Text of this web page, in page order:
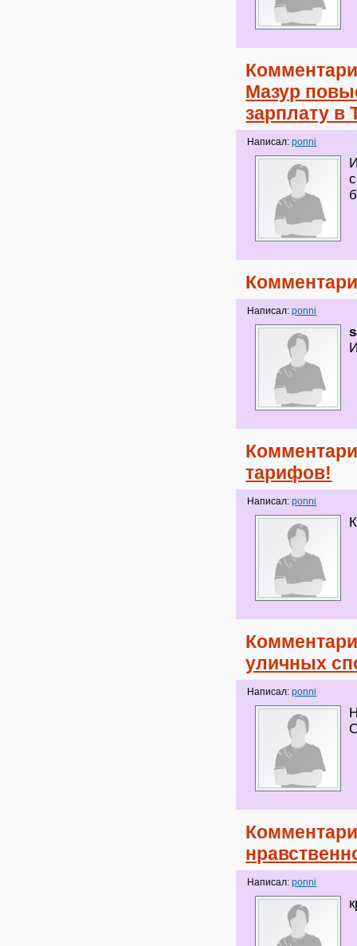
Мазур
зарплату в
Написал:ponni
Написал:ponni
тарифов!
Написал:ponni
уличных
Написал:ponni
Написал:ponni